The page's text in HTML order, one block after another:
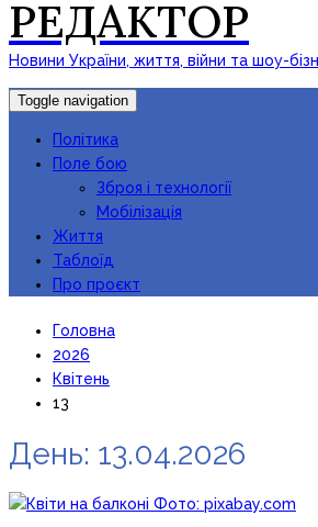
РЕДАКТОР
Новини України, життя, війни та шоу-
Toggle navigation
Політика
Поле бою
Зброя і технології
Мобілізація
Життя
Таблоїд
Про проєкт
Головна
2026
Квітень
13
День: 13.04.2026